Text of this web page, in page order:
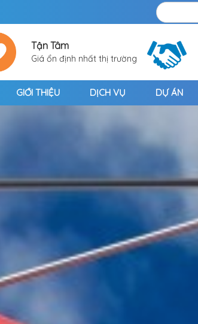
Tận Tâm
Giá ổn định nhất thị trường
GIỚI THIỆU DỊCH VỤ DỰ ÁN